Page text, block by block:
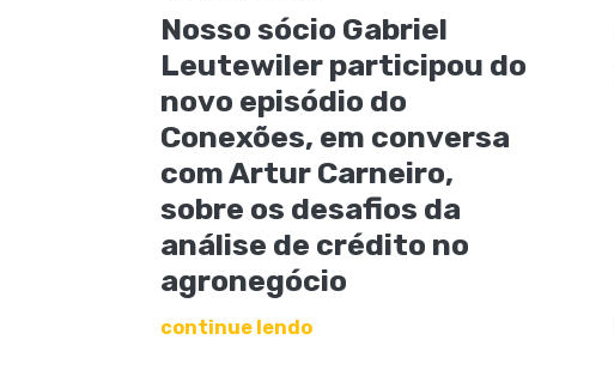
Nosso sócio Gabriel
Leutewiler participou do
novo episódio do
Conexões, em conversa
com Artur Carneiro,
sobre os desafios da
análise de crédito no
agronegócio
continue lendo